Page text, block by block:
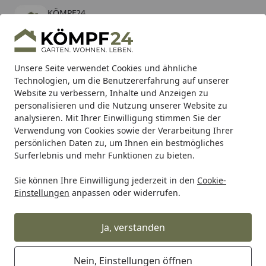
Unsere Seite verwendet Cookies und ähnliche
Technologien, um die Benutzererfahrung auf unserer
Website zu verbessern, Inhalte und Anzeigen zu
personalisieren und die Nutzung unserer Website zu
analysieren. Mit Ihrer Einwilligung stimmen Sie der
Verwendung von Cookies sowie der Verarbeitung Ihrer
persönlichen Daten zu, um Ihnen ein bestmögliches
Surferlebnis und mehr Funktionen zu bieten.
Sie können Ihre Einwilligung jederzeit in den Cookie-
Einstellungen anpassen oder widerrufen.
Ja, verstanden
Nein, Einstellungen öffnen
KÖMPF24
kostenlos - Im App Store
Hotline
Alle Produkte
Mein Konto
Suchen
Karibu Pools inkl. gratis Sandfilteranlage & Pool-
Starterset (Gesamtwert bis 468,99€)
Startseite
Zaun Schmuckzaun T&J CARO Schmuckzaun
T&J RONDO Schmuckzaun-Einzeltor